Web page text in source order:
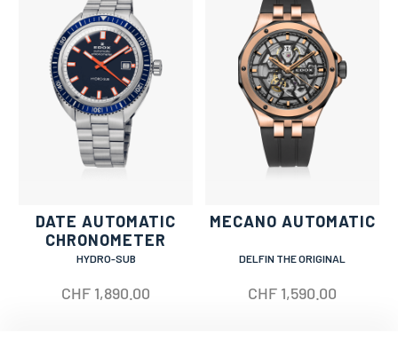
DATE AUTOMATIC
CHRONOMETER
HYDRO-SUB
CHF 1,890.00
MECANO AUTOMATIC
DELFIN THE ORIGINAL
CHF 1,590.00